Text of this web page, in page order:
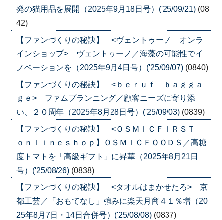
発の猫用品を展開（2025年9月18日号）('25/09/21) (08
42)
【ファンづくりの秘訣】 <ヴェントゥーノ オンラ
インショップ> ヴェントゥーノ／海藻の可能性でイ
ノベーションを（2025年9月4日号）('25/09/07) (0840)
【ファンづくりの秘訣】 <ｂｅｒｕｆ ｂａｇｇａ
ｇｅ> ファムプランニング／顧客ニーズに寄り添
い、２０周年（2025年8月28日号）('25/09/03) (0839)
【ファンづくりの秘訣】 <ＯＳＭＩＣＦＩＲＳＴ
ｏｎｌｉｎｅｓｈｏｐ】ＯＳＭＩＣＦＯＯＤＳ／高糖
度トマトを「高級ギフト」に昇華（2025年8月21日
号）('25/08/26) (0838)
【ファンづくりの秘訣】 <タオルはまかせたろ> 京
都工芸／「おもてなし」強みに楽天月商４１％増（20
25年8月7日・14日合併号）('25/08/08) (0837)